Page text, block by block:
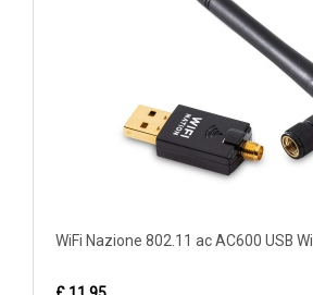
WiFi Nazione 802.11 ac AC600 USB